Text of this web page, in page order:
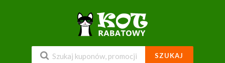
SZUKAJ